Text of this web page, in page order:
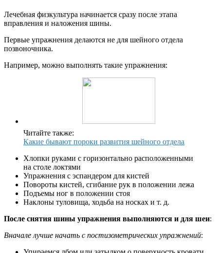
Лечебная физкультура начинается сразу после этапа
вправления и наложения шины.
Первые упражнения делаются не для шейного отдела
позвоночника.
Например, можно выполнять такие упражнения:
Читайте также:
Какие бывают пороки развития шейного отдела
Хлопки руками с горизонтально расположенными
на столе локтями
Упражнения с эспандером для кистей
Повороты кистей, сгибание рук в положении лежа
Подъемы ног в положении стоя
Наклоны туловища, ходьба на носках и т. д.
После снятия шины упражнения выполняются и для шеи:
Вначале лучше начать с постизометрических упражнений: